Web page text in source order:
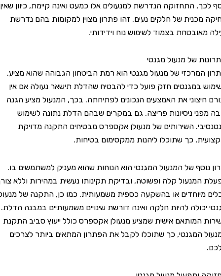
התחזוקה הנדרשת למנעולים אלו כמעט ואינה קיימת, כיוון שאין
של חלקים נעים. זהו פתרון מצוין למקומות בהם נדרשת
בצמוד לשימוש נוח וידידותי.
של מנעול מגנטי
של מנעול מגנטי הוא רמת הביטחון הגבוהה שהוא מציע.
במגנטים חזק פועל כדי להבטיח שהדלת תישאר נעולה אם אין
את האמצעים הנכונים לפתיחתה. בכך, המנעול מציע הגנה
ניסיונות פריצה, גם במקרים שבהם הדלת נתונה לשימוש
השירותים של מנעולן אקספרס מבטיחים התקנה מדויקת
כך שתוכלו ליהנות ממקסימום בטיחות.
של המנעול המגנטי הוא הנוחות שהוא מעניק למשתמשים בו.
קלה ופשוטה, ובדיקת תקינותו נעשית במהירות וללא צורך
או בהשקעה כספית משמעותית. כמו כן, התקנה של מנעול
להיות חלקה ואינה דורשת שינויים משמעותיים במבנה הדלת.
המותאם אישית שמציע מנעולן אקספרס כולל ייעוץ סביב התקנת
המגנטי, כך שתוכלו לקבל את הפתרון המתאים ביותר לצרכים